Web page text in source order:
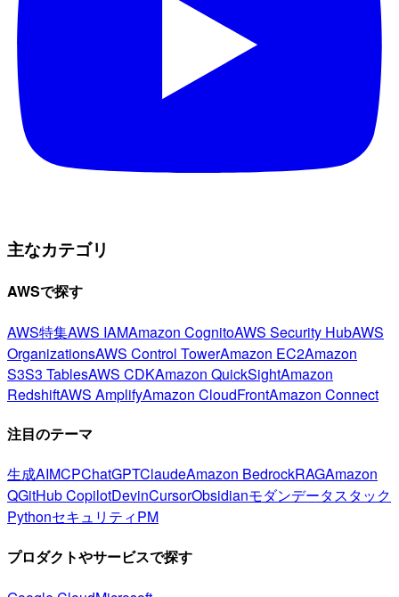
主なカテゴリ
AWSで探す
AWS特集AWS IAMAmazon CognitoAWS Security HubAWS
OrganizationsAWS Control TowerAmazon EC2Amazon
S3S3 TablesAWS CDKAmazon QuickSightAmazon
RedshiftAWS AmplifyAmazon CloudFrontAmazon Connect
注目のテーマ
生成AIMCPChatGPTClaudeAmazon BedrockRAGAmazon
QGitHub CopilotDevinCursorObsidianモダンデータスタック
PythonセキュリティPM
プロダクトやサービスで探す